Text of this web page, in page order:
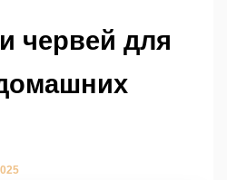
червей для